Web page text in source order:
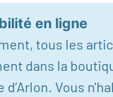
en ligne
tous les
dans la
d’Arlon. Vous